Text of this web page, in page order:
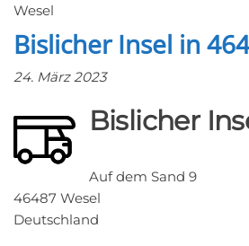
Wesel
Bislicher Insel in
24. März 2023
Bislicher
Auf dem Sand 9
46487 Wesel
Deutschland